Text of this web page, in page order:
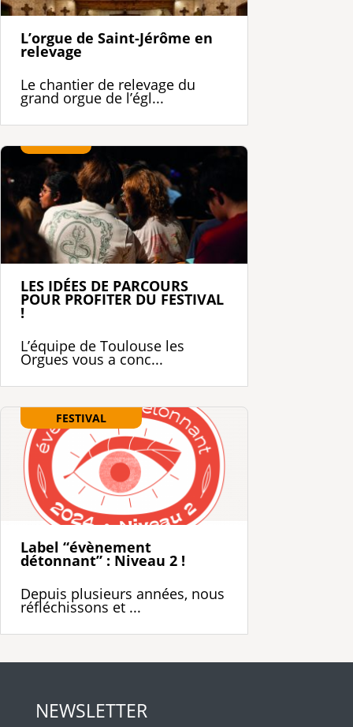
L’orgue de Saint-Jérôme en
relevage
Le chantier de relevage du
grand orgue de l’égl...
LES IDÉES DE PARCOURS
POUR PROFITER DU FESTIVAL
!
L’équipe de Toulouse les
Orgues vous a conc...
FESTIVAL
Label “évènement
détonnant” : Niveau 2 !
Depuis plusieurs années, nous
réfléchissons et ...
NEWSLETTER